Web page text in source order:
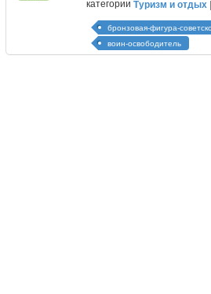
категорииТуризм и отдых
бронзовая-фигура-
воин-освободитель